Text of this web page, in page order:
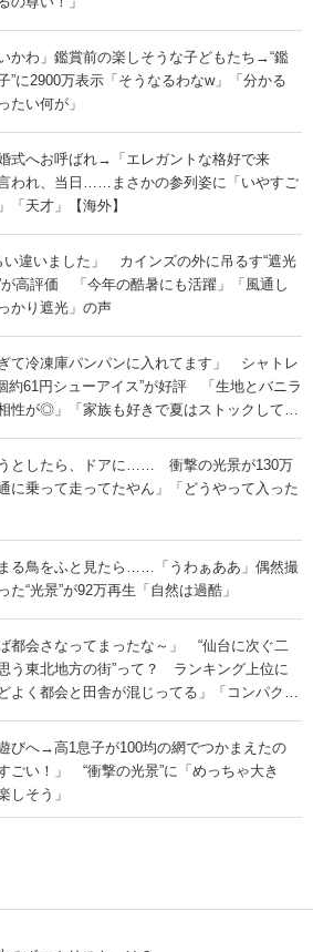
かわ」鑑賞前の楽しそうな子どもたち→“鑑
”に2900万表示「そうなるわなw」「分かる
たい何が」
式へお呼ばれ→「エレガントな格好で来
われ、当日……まさかの参列姿に「いやすご
「天才」【海外】
い違いました」 カインズの外に吊るす“遮光
が高評価 「今年の酷暑にも活躍」「風通し
かり遮光」の声
ぎて冷凍庫パンパンに入れてます」 シャトレ
約61円シューアイス”が好評 「生地とバニラ
性が◎」「家族も好きで夏はストックして
としたら、ドアに…… 衝撃の光景が130万
に乗って走ってたやん」「どうやって入った
る鳥をふと見たら……「うわぁああ」偶然撮
た“光景”が92万再生「自然は過酷」
ば都会さなってまったな～」 “仙台に次ぐ二
う東北地方の街”って？ ランキング上位に
よく都会と田舎が混じってる」「コンパクト
びへ→高1息子が100均の網でつかまえたの
い！」 “衝撃の光景”に「めっちゃ大き
しそう」